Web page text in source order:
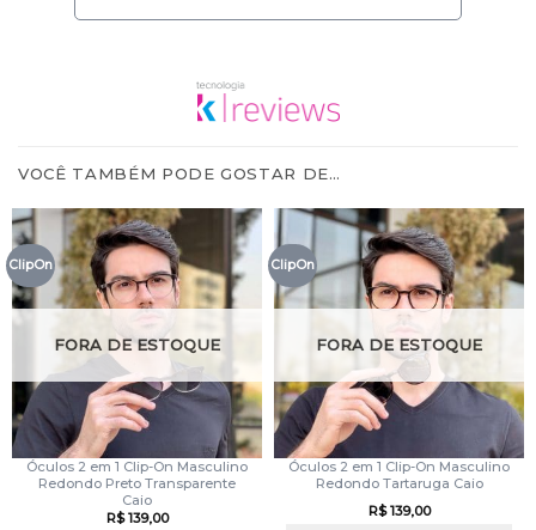
VOCÊ TAMBÉM PODE GOSTAR DE…
ClipOn
FORA DE ESTOQUE
Óculos 2 em 1 Clip-On Masculino
Redondo Preto Transparente
Caio
R$139,00
ClipOn
FORA DE ESTOQUE
Óculos 2 em 1 Clip-On Masculino
Redondo Tartaruga Caio
R$139,00